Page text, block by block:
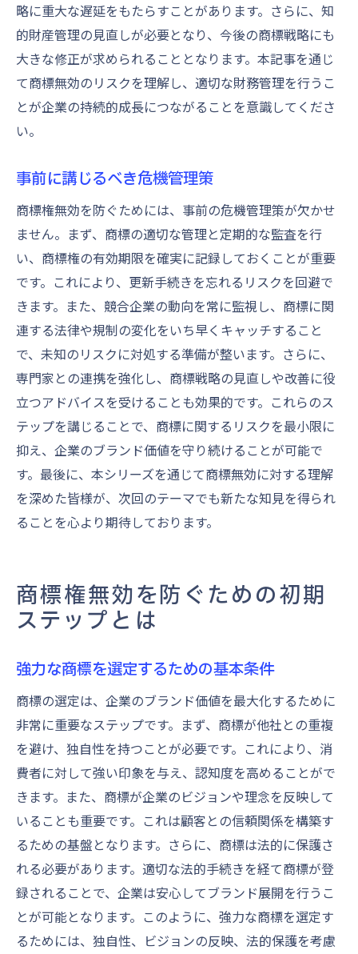
略に重大な遅延をもたらすことがあります。さらに、知
的財産管理の見直しが必要となり、今後の商標戦略にも
大きな修正が求められることとなります。本記事を通じ
て商標無効のリスクを理解し、適切な財務管理を行うこ
とが企業の持続的成長につながることを意識してくださ
い。
事前に講じるべき危機管理策
商標権無効を防ぐためには、事前の危機管理策が欠かせ
ません。まず、商標の適切な管理と定期的な監査を行
い、商標権の有効期限を確実に記録しておくことが重要
です。これにより、更新手続きを忘れるリスクを回避で
きます。また、競合企業の動向を常に監視し、商標に関
連する法律や規制の変化をいち早くキャッチすること
で、未知のリスクに対処する準備が整います。さらに、
専門家との連携を強化し、商標戦略の見直しや改善に役
立つアドバイスを受けることも効果的です。これらのス
テップを講じることで、商標に関するリスクを最小限に
抑え、企業のブランド価値を守り続けることが可能で
す。最後に、本シリーズを通じて商標無効に対する理解
を深めた皆様が、次回のテーマでも新たな知見を得られ
ることを心より期待しております。
商標権無効を防ぐための初期
ステップとは
強力な商標を選定するための基本条件
商標の選定は、企業のブランド価値を最大化するために
非常に重要なステップです。まず、商標が他社との重複
を避け、独自性を持つことが必要です。これにより、消
費者に対して強い印象を与え、認知度を高めることがで
きます。また、商標が企業のビジョンや理念を反映して
いることも重要です。これは顧客との信頼関係を構築す
るための基盤となります。さらに、商標は法的に保護さ
れる必要があります。適切な法的手続きを経て商標が登
録されることで、企業は安心してブランド展開を行うこ
とが可能となります。このように、強力な商標を選定す
るためには、独自性、ビジョンの反映、法的保護を考慮